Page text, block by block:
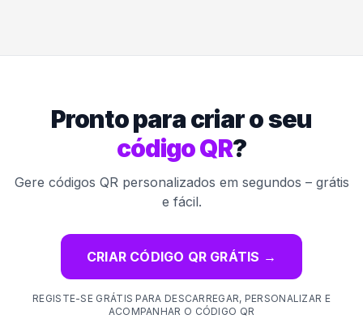
Pronto para criar o seu
código QR?
Gere códigos QR personalizados em segundos – grátis
e fácil.
CRIAR CÓDIGO QR GRÁTIS →
REGISTE-SE GRÁTIS PARA DESCARREGAR, PERSONALIZAR E
ACOMPANHAR O CÓDIGO QR